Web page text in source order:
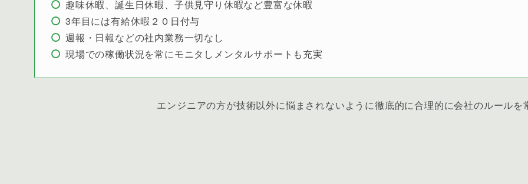
趣味休暇、誕生日休暇、子供見守り休暇など豊富な休暇
3年目には有給休暇２０日付与
週報・日報などの社内業務一切なし
現場での稼働状況を常にモニタしメンタルサポートも充実
エンジニアの方が技術以外に悩まされないように徹底的に合理的に会社のルールを